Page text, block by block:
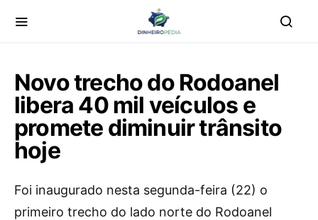
Novo trecho do Rodoanel
libera 40 mil veículos e
promete diminuir trânsito
hoje
Foi inaugurado nesta segunda-feira (22) o
primeiro trecho do lado norte do Rodoanel